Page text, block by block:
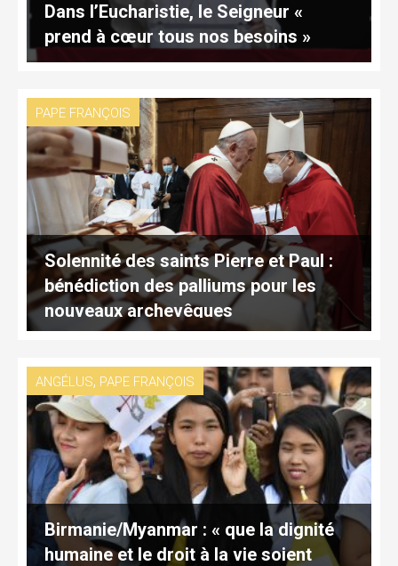
Dans l’Eucharistie, le Seigneur «
prend à cœur tous nos besoins »
PAPE FRANÇOIS
Solennité des saints Pierre et Paul :
bénédiction des palliums pour les
nouveaux archevêques
ANGÉLUS, PAPE FRANÇOIS
Birmanie/Myanmar : « que la dignité
humaine et le droit à la vie soient